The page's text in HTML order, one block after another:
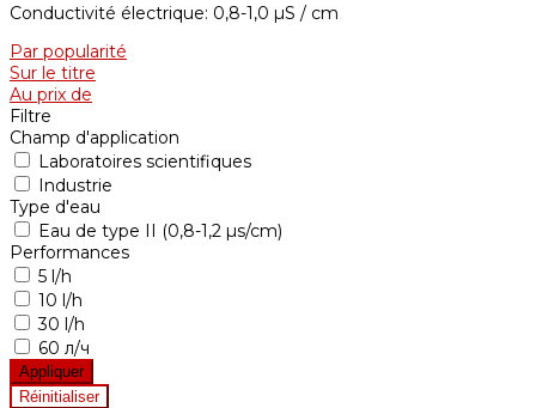
Conductivité électrique: 0,8-1,0 µS / cm
Par popularité
Sur le titre
Au prix de
Filtre
Champ d'application
Laboratoires scientifiques
Industrie
Type d'eau
Eau de type II (0,8-1,2 µs/cm)
Performances
5 l/h
10 l/h
30 l/h
60 л/ч